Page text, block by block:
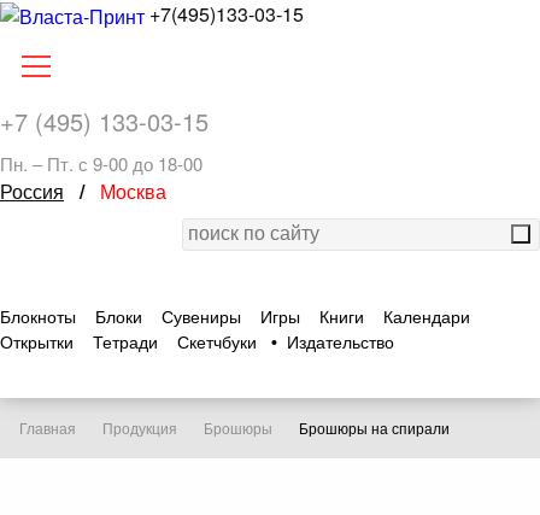
+7(495)133-03-15
+7 (495) 133-03-15
Пн. – Пт. с 9-00 до 18-00
Россия / Москва
Блокноты Блоки Сувениры Игры Книги
Календари
Открытки
Тетради Скетчбуки • Издательство
Главная Продукция Брошюры Брошюры на спирали